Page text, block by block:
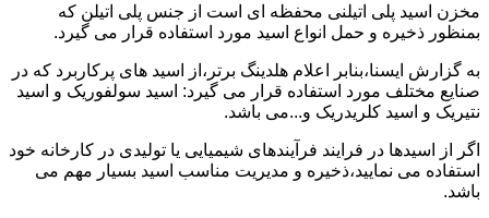
مخزن اسید پلی اتیلنی محفظه ای است از جنس پلی اتیلن که
بمنظور ذخیره و حمل انواع اسید مورد استفاده قرار می گیرد.
به گزارش ایسنا،بنابر اعلام هلدینگ برتر،از اسید های پرکاربرد که در
صنایع مختلف مورد استفاده قرار می گیرد: اسید سولفوریک و اسید
نتیریک و اسید کلریدریک و...می باشد.
اگر از اسیدها در فرایند فرآیندهای شیمیایی یا تولیدی در کارخانه خود
استفاده می نمایید،ذخیره و مدیریت مناسب اسید بسیار مهم می
باشد.